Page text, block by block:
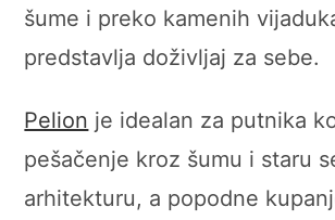
šume i preko kamenih
predstavlja doživljaj za sebe.
Pelion je idealan za putnika
pešačenje kroz šumu i staru
arhitekturu, a popodne